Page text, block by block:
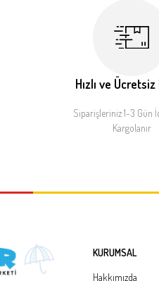
Hızlı ve
Siparişleriniz 1-3 Gün
Kargolanır
KURUMSAL
Hakkımızda